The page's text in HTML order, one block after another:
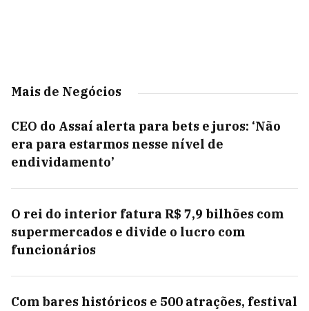
Mais de Negócios
CEO do Assaí alerta para bets e juros: ‘Não
era para estarmos nesse nível de
endividamento’
O rei do interior fatura R$ 7,9 bilhões com
supermercados e divide o lucro com
funcionários
Com bares históricos e 500 atrações, festival